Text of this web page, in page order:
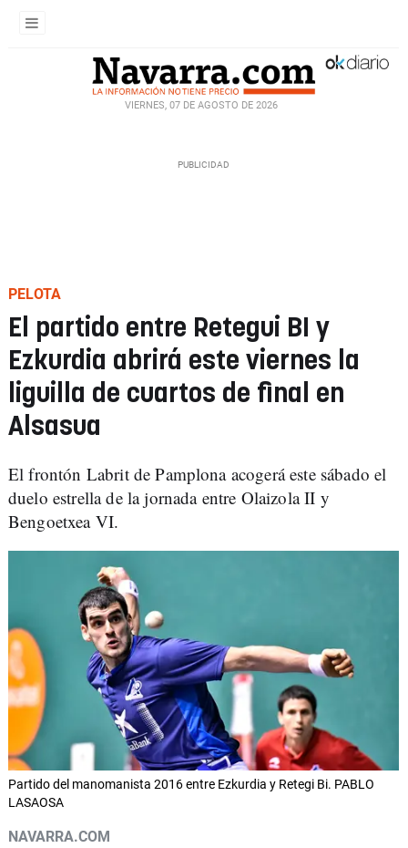
VIERNES, 07 DE AGOSTO DE 2026
PELOTA
El partido entre Retegui BI y
Ezkurdia abrirá este viernes la
liguilla de cuartos de final en
Alsasua
El frontón Labrit de Pamplona acogerá este sábado el
duelo estrella de la jornada entre Olaizola II y
Bengoetxea VI.
Partido del manomanista 2016 entre Ezkurdia y Retegi Bi. PABLO
LASAOSA
NAVARRA.COM